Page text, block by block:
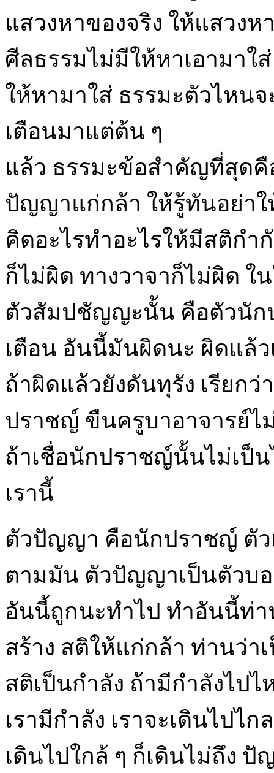
แสวงหาของจริง ให้แสวงห
ศีลธรรมไม่มีให้หาเอามาใ
ให้หามาใส่ ธรรมะตัวไหนจ
เตือนมาแต่ต้น ๆ
แล้ว ธรรมะข้อสำคัญที่สุดคื
ปัญญาแก่กล้า ให้รู้ทันอย่าใ
คิดอะไรทำอะไรให้มีสติก
ก็ไม่ผิด ทางวาจาก็ไม่ผิด ใ
ตัวสัมปชัญญะนั้น คือตัวนัก
เตือน อันนี้มันผิดนะ ผิดแล้ว
ถ้าผิดแล้วยังดันทุรัง เรียก
ปราชญ์ ขืนครูบาอาจารย์ไ
ถ้าเชื่อนักปราชญ์นั้นไม่เป็
เรานี้
ตัวปัญญา คือนักปราชญ์ ตัว
ตามมัน ตัวปัญญาเป็นตัวบ
อันนี้ถูกนะทำไป ทำอันนี้ท่า
สร้าง สติให้แก่กล้า ท่านว่า
สติเป็นกำลัง ถ้ามีกำลังไป
เรามีกำลัง เราจะเดินไปไ
เดินไปใกล้ ๆ ก็เดินไม่ถึง